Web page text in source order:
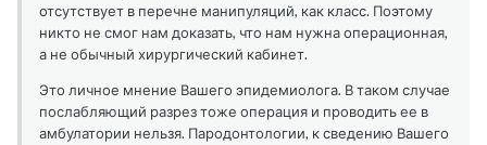
отсутствует в перечне манипуляций, как класс. Поэтому
никто не смог нам доказать, что нам нужна операционная,
а не обычный хирургический кабинет.
Это личное мнение Вашего эпидемиолога. В таком случае
послабляющий разрез тоже операция и проводить ее в
амбулатории нельзя. Пародонтологии, к сведению Вашего